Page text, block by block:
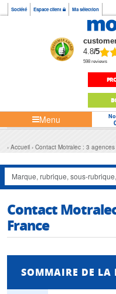
Société Espace client Ma sélection
4.8/5
598 reviews
Menu
Accueil Contact Motralec : 3
Contact
France
SOMMAIRE DE LA